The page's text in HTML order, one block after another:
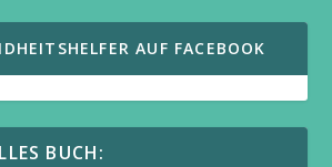
AUF FACEBOOK
BUCH: